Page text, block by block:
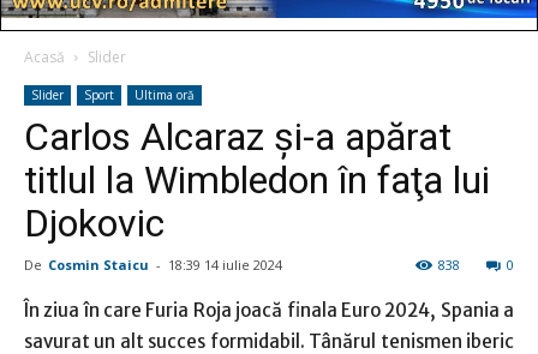
Acasă Slider
Slider Sport Ultima oră
Carlos Alcaraz şi-a apărat
titlul la Wimbledon în faţa lui
Djokovic
De Cosmin Staicu - 18:39 14 iulie 2024 0
838
În ziua în care Furia Roja joacă finala Euro 2024, Spania a
savurat un alt succes formidabil. Tânărul tenismen iberic